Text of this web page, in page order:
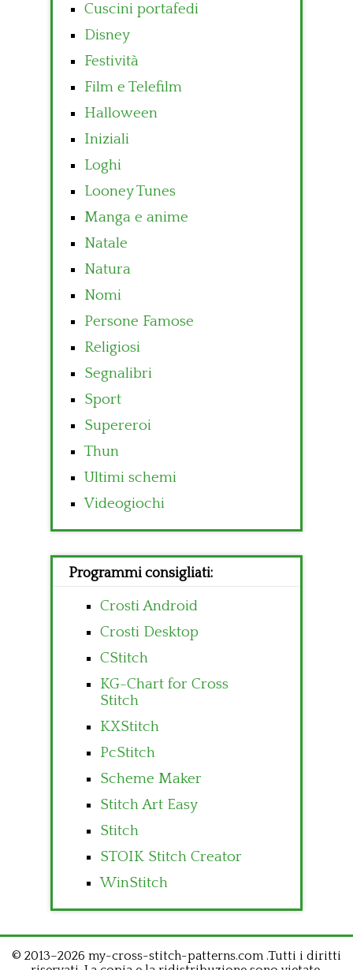
Cuscini portafedi
Disney
Festività
Film e Telefilm
Halloween
Iniziali
Loghi
Looney Tunes
Manga e anime
Natale
Natura
Nomi
Persone Famose
Religiosi
Segnalibri
Sport
Supereroi
Thun
Ultimi schemi
Videogiochi
Programmi consigliati:
Crosti Android
Crosti Desktop
CStitch
KG-Chart for Cross
Stitch
KXStitch
PcStitch
Scheme Maker
Stitch Art Easy
Stitch
STOIK Stitch Creator
WinStitch
© 2013–2026 my-cross-stitch-patterns.com .Tutti i diritti